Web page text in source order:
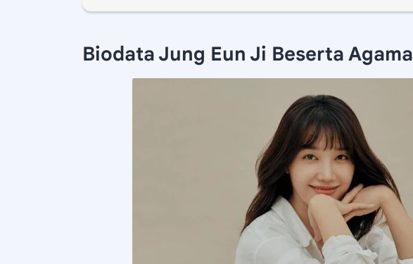
Biodata Jung Eun Ji Beserta Agama